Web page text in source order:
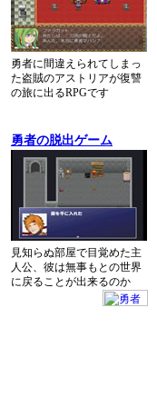
勇者に間違えられてしまっ
た盗賊のアストリアが復讐
の旅に出るRPGです
勇者の脱出ゲーム
見知らぬ部屋で目覚めた主
人公、彼は無事もとの世界
に戻ることが出来るのか